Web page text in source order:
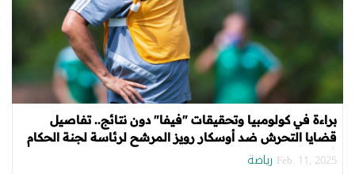
براءة في كولومبيا وتحقيقات "فيفا" دون نتائج.. تفاصيل
قضايا التحرش ضد أوسكار رويز المرشح لرئاسة لجنة الحكام
في مصر
Feb. 11, 2025 رياضة